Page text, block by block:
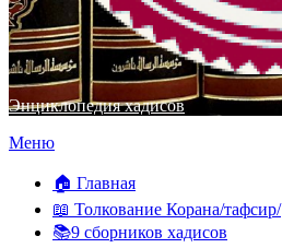
Энциклопедия хадисов
Перейти
содержимому
Меню
🏠 Главная
📖 Толкование Корана/тафсир/
📚9 сборников хадисов